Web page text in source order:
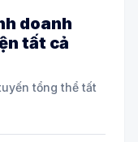
doanh
tất cả
tổng thể tất